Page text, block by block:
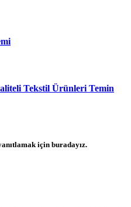
Tekstil Ürünleri Temin
için buradayız.